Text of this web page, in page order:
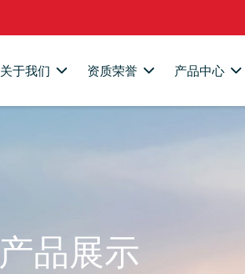
关于我们 资质荣誉 产品中心
产品展示